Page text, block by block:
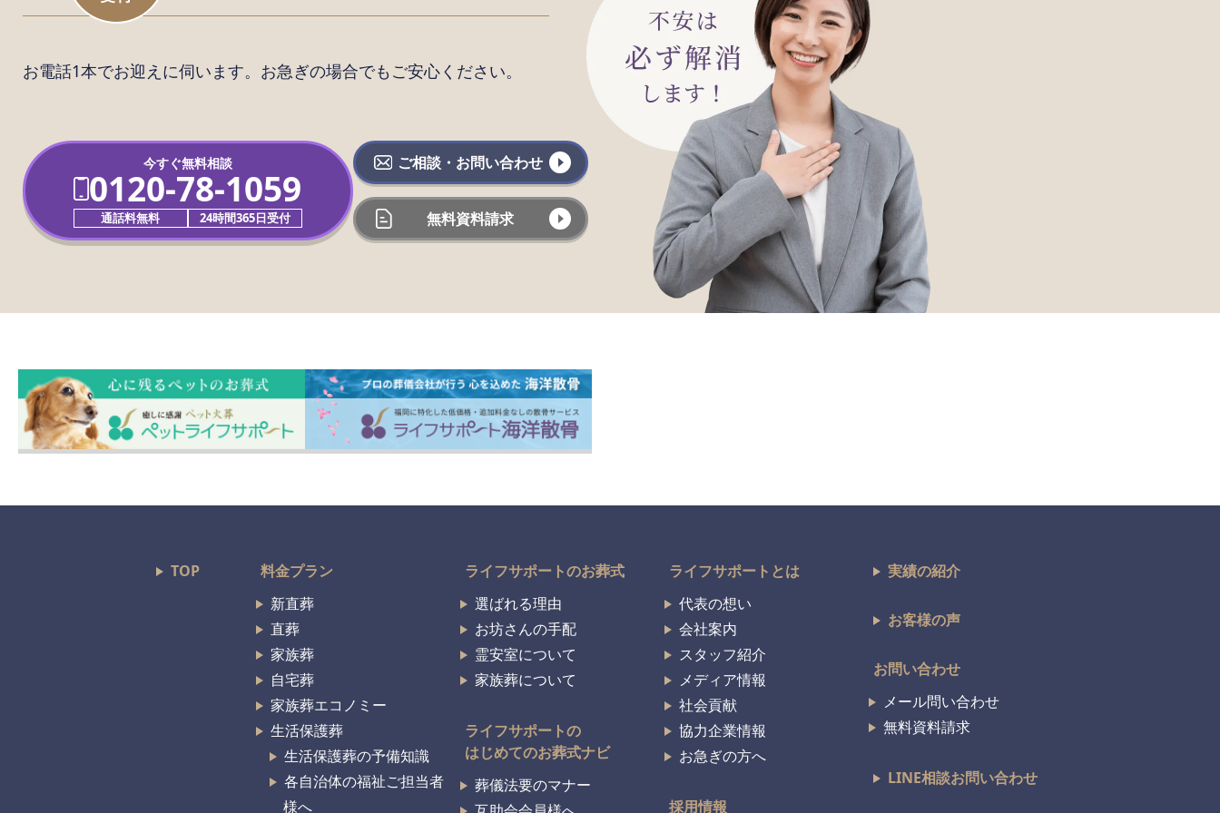
お電話1本でお迎えに伺います。 お急ぎの場合でもご安心ください。
今すぐ無料相談
0120-78-1059
通話料無料 24時間365日受付
ご相談・お問い合わせ
無料資料請求
TOP
料金プラン
新直葬
直葬
家族葬
自宅葬
家族葬エコノミー
生活保護葬
生活保護葬の予備知識
各自治体の福祉ご担当者
様へ
ライフサポートのお葬式
選ばれる理由
お坊さんの手配
霊安室について
家族葬について
ライフサポートの
はじめてのお葬式ナビ
葬儀法要のマナー
ライフサポートとは
代表の想い
会社案内
スタッフ紹介
メディア情報
社会貢献
協力企業情報
お急ぎの方へ
採用情報
実績の紹介
お客様の声
お問い合わせ
メール問い合わせ
無料資料請求
LINE相談お問い合わせ